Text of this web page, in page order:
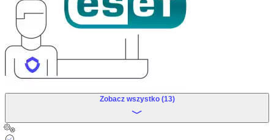
Zobacz wszystko (13)